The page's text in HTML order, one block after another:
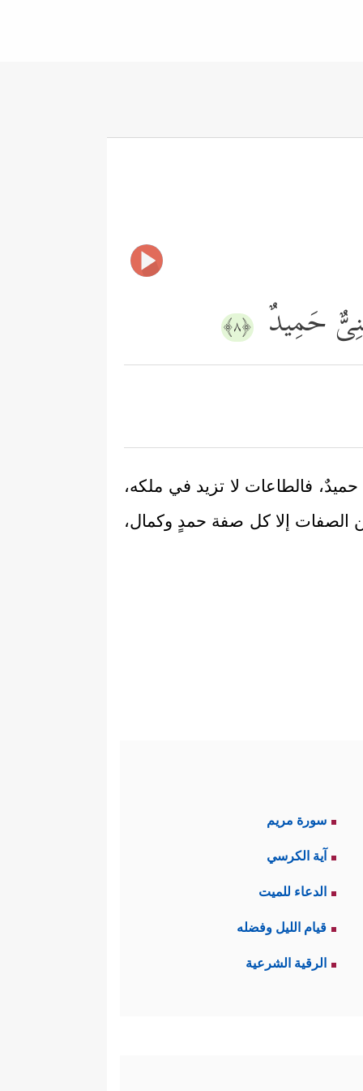
حَمِیدٌ ﴿٨﴾
فالطاعات لا تزيد في ملكه،
الصفات إلا كل صفة حمدٍ وكمال،
سورة مريم
آية الكرسي
الدعاء للميت
قيام الليل وفضله
الرقية الشرعية